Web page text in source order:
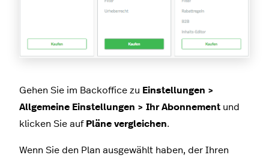
Gehen Sie im Backoffice zu Einstellungen >
Allgemeine Einstellungen > Ihr Abonnement und
klicken Sie auf Pläne vergleichen.
Wenn Sie den Plan ausgewählt haben, der Ihren